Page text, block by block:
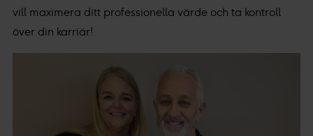
vill maximera ditt professionella värde och ta kontroll
över din karriär!